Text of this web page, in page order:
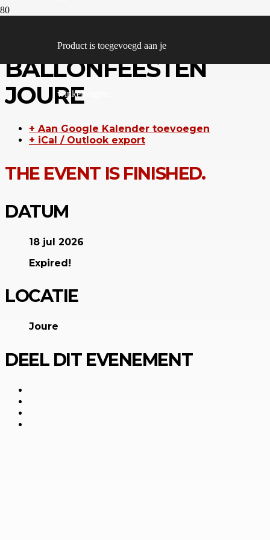
Productis toegevoegd aan je
winkelwagen.
FRIESE
BALLONFEESTEN
JOURE
+ Aan Google Kalender toevoegen
+ iCal / Outlook export
THE EVENT IS FINISHED.
DATUM
18 jul 2026
Expired!
LOCATIE
Joure
DEEL DIT EVENEMENT